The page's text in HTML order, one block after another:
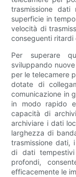
trasmissione
superficie in
velocità di
conseguenti ritardi
Per superare
sviluppando
per le telecamere
dotate di
comunicazione in
in modo rapido
capacità di
archiviare i dati
larghezza di
trasmissione dati,
di dati
profondi,
efficacemente le